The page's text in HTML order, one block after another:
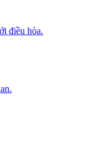
điều hòa.